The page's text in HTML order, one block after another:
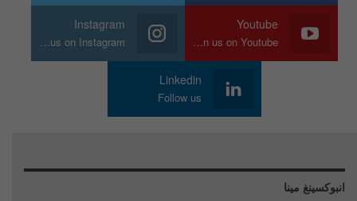
Youtube
Join us on Youtube
Instagram
Join us on Instagram
Linkedin
Follow us
انبوكسينغ مينا